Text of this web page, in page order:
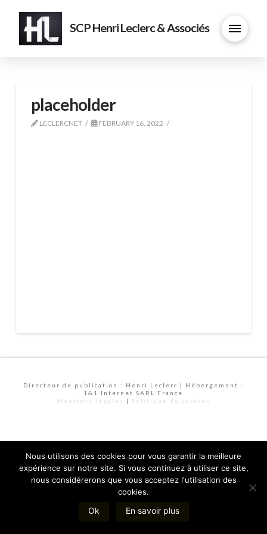
SCP Henri Leclerc & Associés
placeholder
LECLERCNET FEBRUARY 16, 2022
Directeur de publication : Henri Leclerc | Hébergement :
1&1 Internet SARL France
Mentions légales
| Politique de cookies
Nous utilisons des cookies pour vous garantir la meilleure
expérience sur notre site. Si vous continuez à utiliser ce site,
nous considérerons que vous acceptez l'utilisation des
cookies.
Ok En savoir plus